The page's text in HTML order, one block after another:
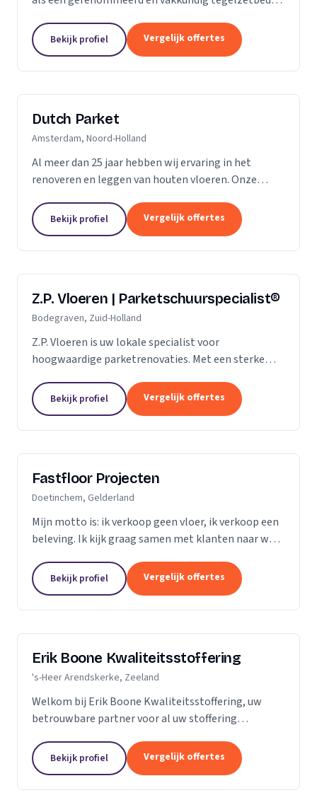
vloertegels en diverse soorten natuursteen. Grotere
of...
Bekijk profiel Vergelijk offertes
Dutch Parket
Amsterdam, Noord-Holland
Al meer dan 25 jaar hebben wij ervaring in het
renoveren en leggen van houten vloeren. Onze
jaren leveren. Of het gaat om een nieuwe vloer of
een...
Bekijk profiel Vergelijk offertes
Z.P. Vloeren | Parketschuurspecialist®
Bodegraven, Zuid-Holland
Z.P. Vloeren is uw lokale specialist voor
hoogwaardige parketrenovaties. Met een sterke
den Rijn en Gouda, bieden we onze diensten aan
zowel...
Bekijk profiel Vergelijk offertes
Fastfloor Projecten
Doetinchem, Gelderland
Mijn motto is: ik verkoop geen vloer, ik verkoop een
beleving. Ik kijk graag samen met klanten naar wat
luister. Niet de stalen of onze showroom,...
Bekijk profiel Vergelijk offertes
Erik Boone Kwaliteitsstoffering
's-Heer Arendskerke, Zeeland
Welkom bij Erik Boone Kwaliteitsstoffering, uw
betrouwbare partner voor al uw stoffering
gespecialiseerd in de stoffering van vloeren en alle
soorten...
Bekijk profiel Vergelijk offertes